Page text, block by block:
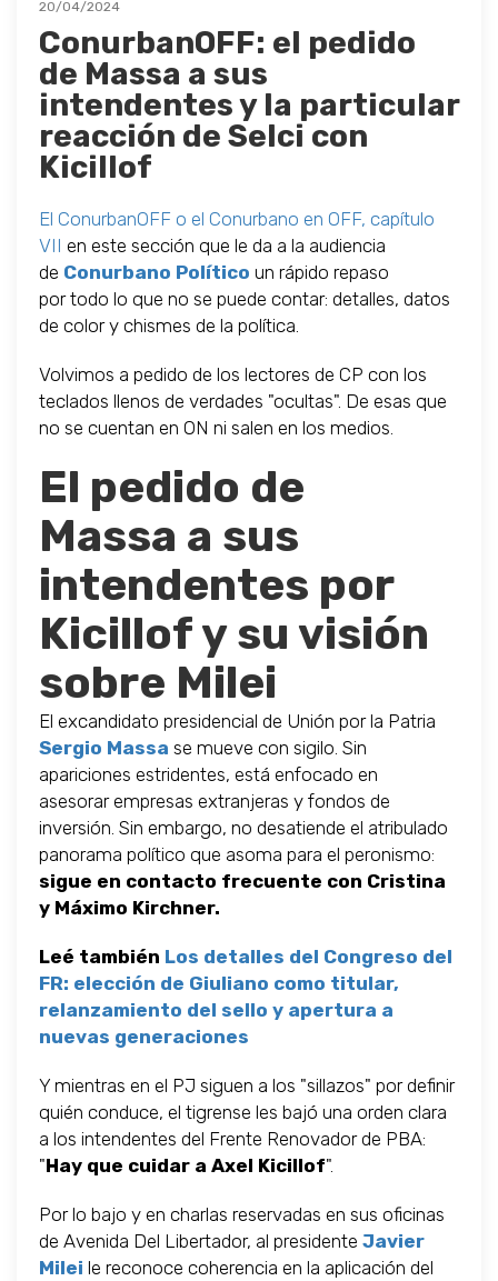
20/04/2024
ConurbanOFF: el pedido
de Massa a sus
intendentes y la particular
reacción de Selci con
Kicillof
El ConurbanOFF o el Conurbano en OFF, capítulo
VII en este sección que le da a la audiencia
de Conurbano Político un rápido repaso
por todo lo que no se puede contar: detalles, datos
de color y chismes de la política.
Volvimos a pedido de los lectores de CP con los
teclados llenos de verdades "ocultas". De esas que
no se cuentan en ON ni salen en los medios.
El pedido de
Massa a sus
intendentes por
Kicillof y su visión
sobre Milei
El excandidato presidencial de Unión por la Patria
Sergio Massa se mueve con sigilo. Sin
apariciones estridentes, está enfocado en
asesorar empresas extranjeras y fondos de
inversión. Sin embargo, no desatiende el atribulado
panorama político que asoma para el peronismo:
sigue en contacto frecuente con Cristina
y Máximo Kirchner.
Leé también Los detalles del Congreso del
FR: elección de Giuliano como titular,
relanzamiento del sello y apertura a
nuevas generaciones
Y mientras en el PJ siguen a los "sillazos" por definir
quién conduce, el tigrense les bajó una orden clara
a los intendentes del Frente Renovador de PBA:
"Hay que cuidar a Axel Kicillof".
Por lo bajo y en charlas reservadas en sus oficinas
de Avenida Del Libertador, al presidente Javier
Milei le reconoce coherencia en la aplicación del